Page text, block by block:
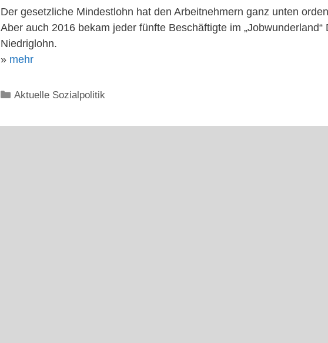
Der gesetzliche Mindestlohn hat den Arbeitnehmern ganz unten
Aber auch 2016 bekam jeder fünfte Beschäftigte im „Jobwunderland“
Niedriglohn.
» mehr
Kategorien
Aktuelle Sozialpolitik